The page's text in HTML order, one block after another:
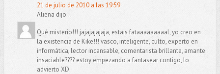
21 de julio de 2010 a las 19:59
Aliena dijo...
Qué misterio!!! jajajajajaja, estais fataaaaaaaaal, yo creo en
la existencia de Kike!!! vasco, inteligente, culto, experto en
informática, lector incansable, comentarista brillante, amante
insaciable???? estoy empezando a fantasear contigo, lo
advierto XD